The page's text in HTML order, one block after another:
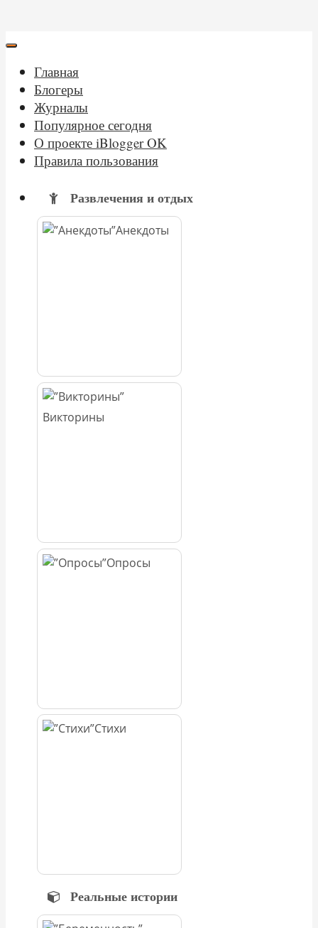
Главная
Блогеры
Журналы
Популярное сегодня
О проекте iBlogger OK
Правила пользования
Развлечения и отдых
Анекдоты
Викторины
Опросы
Стихи
Реальные истории